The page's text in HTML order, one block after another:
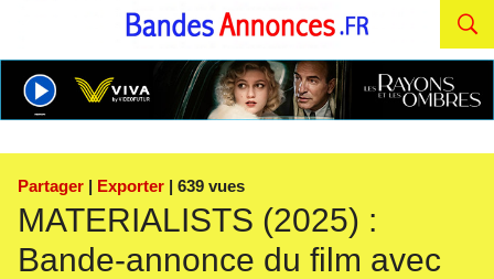
Partager | Exporter | 639 vues
MATERIALISTS (2025) :
Bande-annonce du film avec